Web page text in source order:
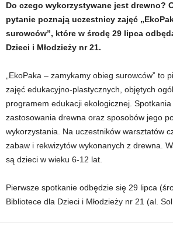
Do czego wykorzystywane jest drewno?
pytanie poznają uczestnicy zajęć
surowców”, które w środę 29 lipca
Dzieci i Młodzieży nr 21.
„EkoPaka – zamykamy obieg surowców” to
zajęć edukacyjno-plastycznych, objętych
programem edukacji ekologicznej.
zastosowania drewna oraz sposobów jego
wykorzystania. Na uczestników warsztatów
zabaw i rekwizytów wykonanych z drewna.
są dzieci w wieku 6-12 lat.
Pierwsze spotkanie odbędzie się 29 lipca
Bibliotece dla Dzieci i Młodzieży nr 21 (al.